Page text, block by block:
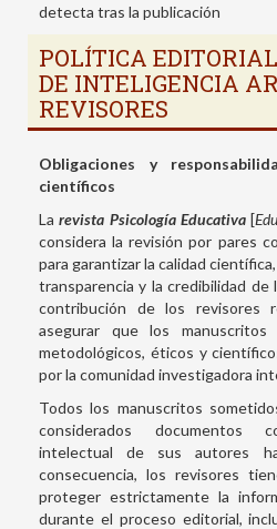
detecta tras la publicación
POLÍTICA
DE INTELIGENCIA
REVISORES
Obligaciones y
científicos
La revista Psicología Educativa [
considera la revisión por pares
para garantizar la calidad
transparencia y la credibilidad de
contribución de los revisores
asegurar que los manuscritos
metodológicos, éticos y
por la comunidad investigadora
Todos los manuscritos
considerados documentos
intelectual de sus autores
consecuencia, los revisores
proteger estrictamente la
durante el proceso editorial,